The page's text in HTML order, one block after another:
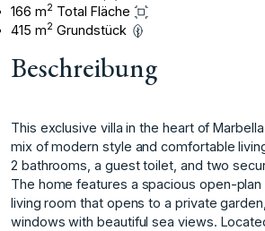
166 m2 Total Fläche
415 m2 Grundstück
Beschreibung
This exclusive villa in the heart of
mix of modern style and comfortable
2 bathrooms, a guest toilet, and two
The home features a spacious open-
living room that opens to a private
windows with beautiful sea views.